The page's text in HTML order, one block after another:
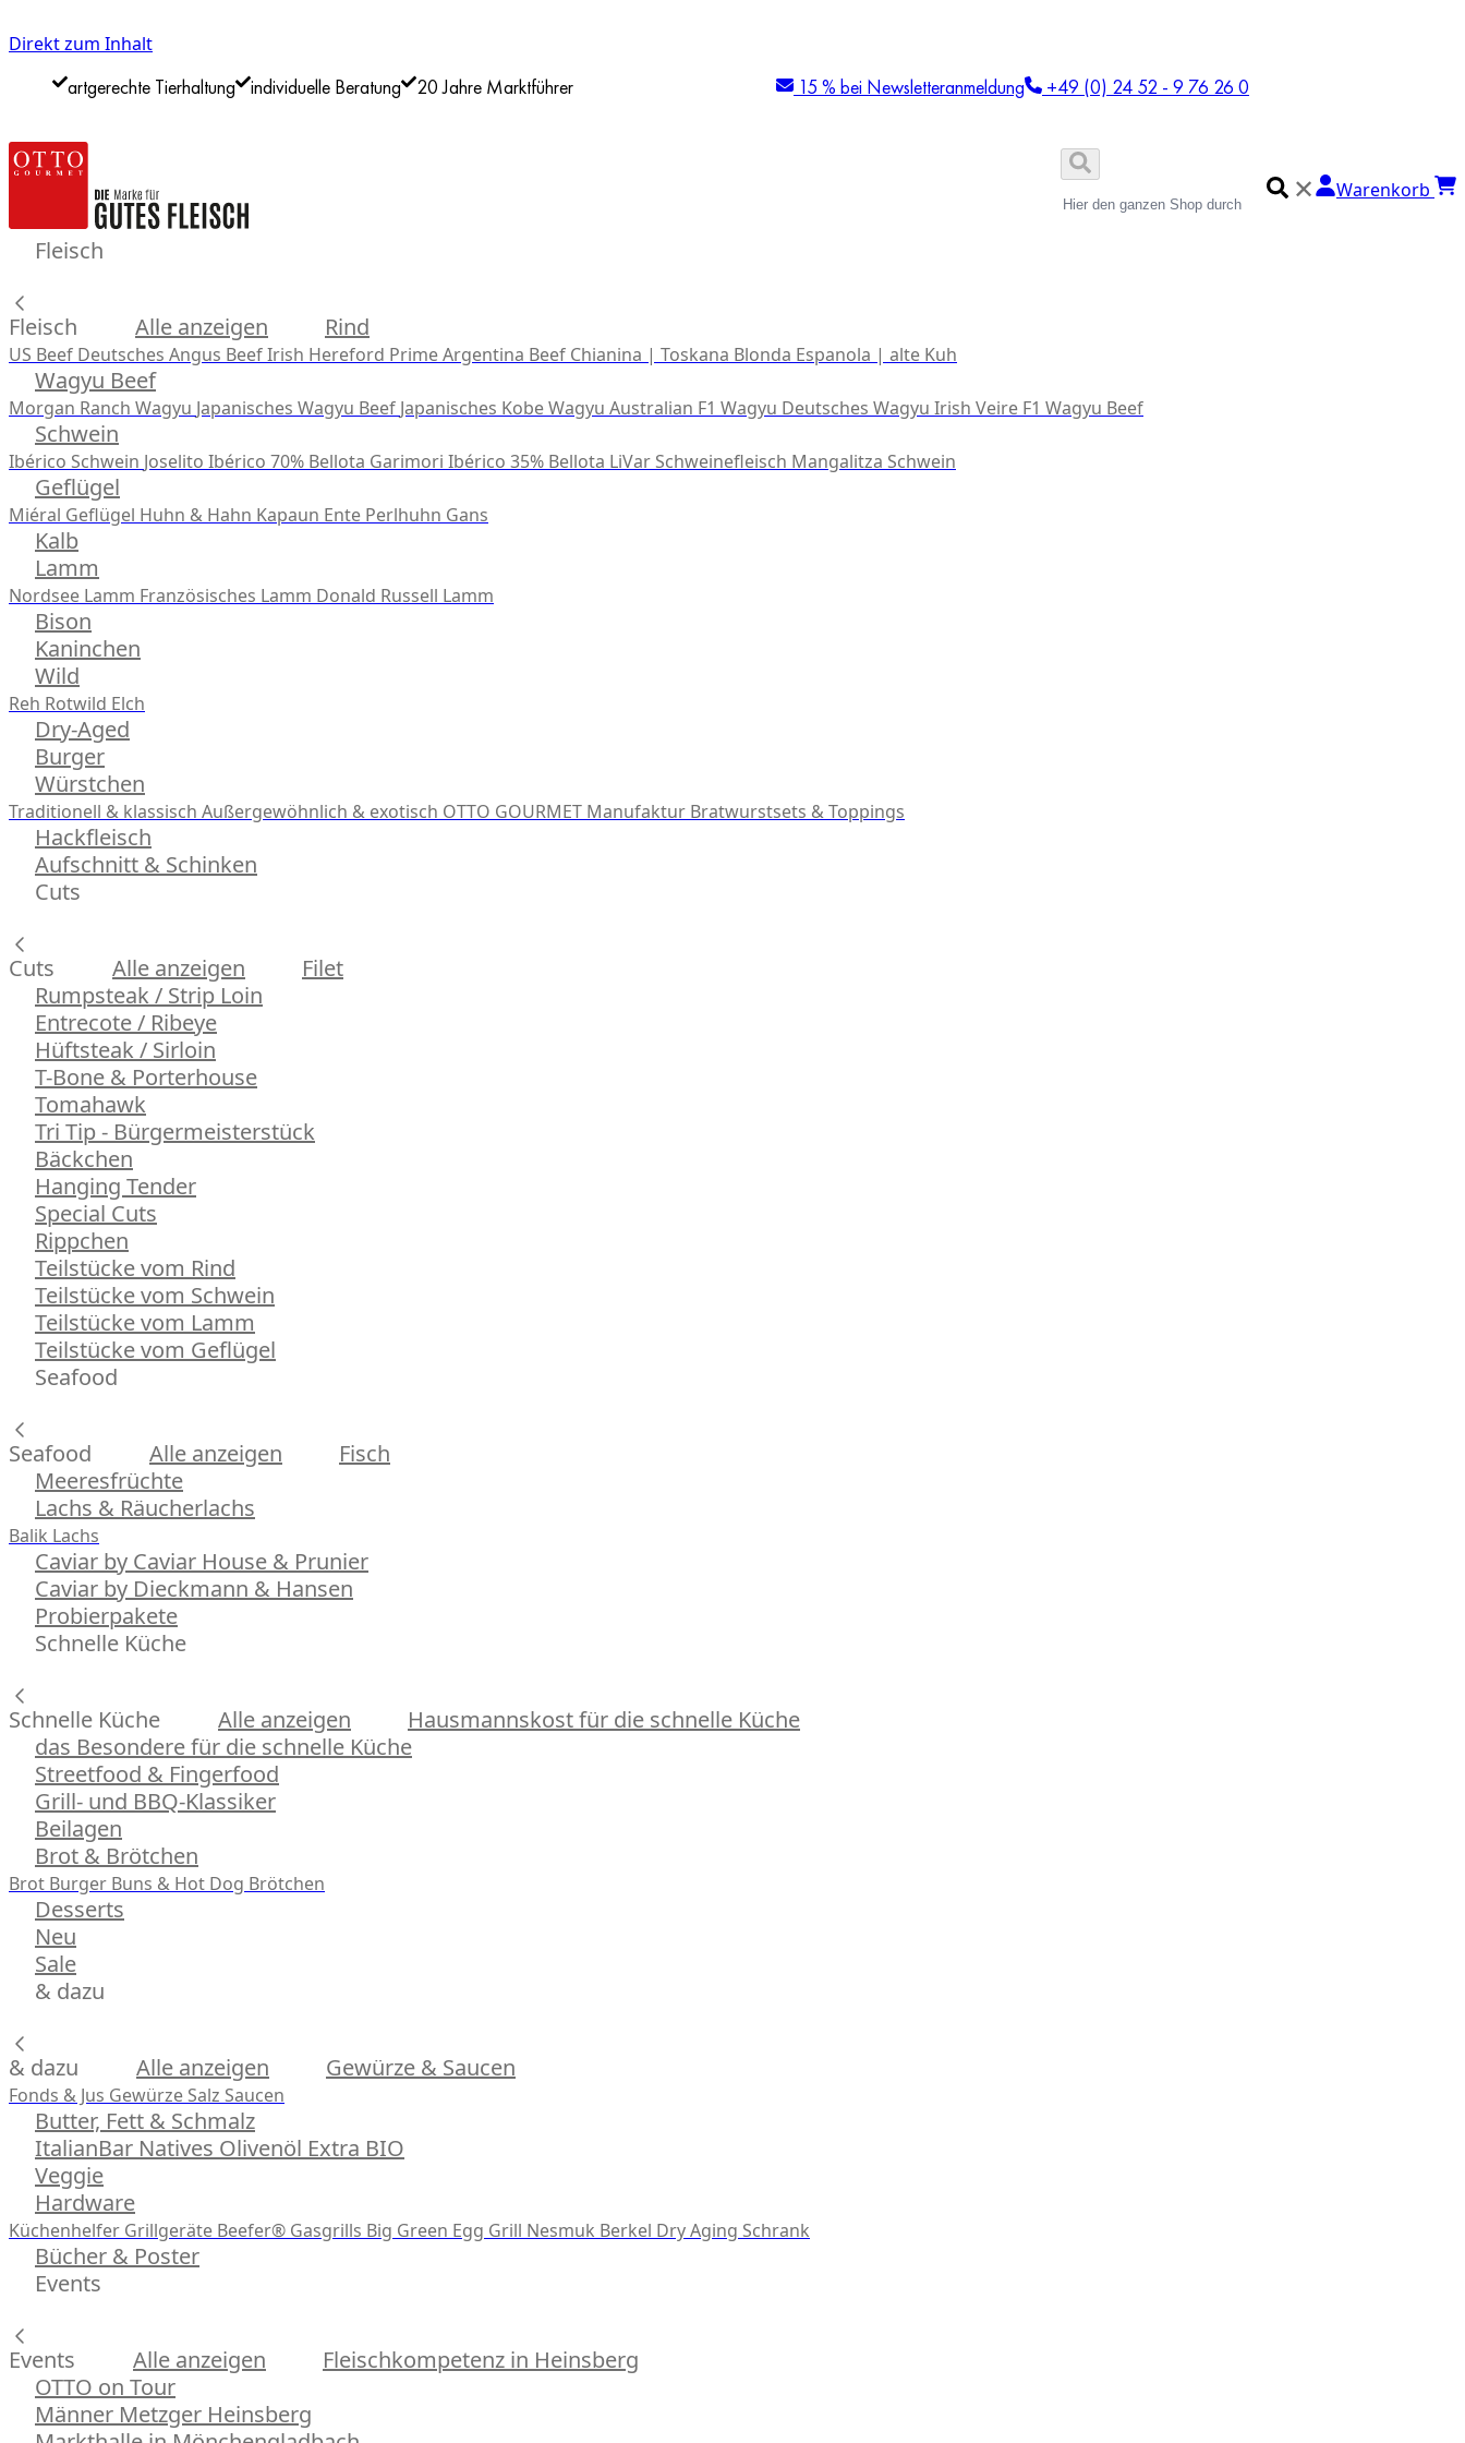
Direkt zum Inhalt
artgerechte Tierhaltung individuelle Beratung 20 Jahre Marktführer 15 % bei Newsletteranmeldung +49 (0) 24 52 - 9 76 26 0
✕ Warenkorb
Fleisch
Fleisch Alle anzeigen Rind
US Beef Deutsches Angus BeefIrish Hereford PrimeArgentina Beef Chianina | Toskana Blonda Espanola | alte Kuh
Wagyu Beef
Morgan Ranch Wagyu Japanisches Wagyu Beef Japanisches Kobe Wagyu Australian F1 Wagyu Deutsches Wagyu Irish Veire F1 Wagyu Beef
Schwein
Ibérico Schwein Joselito Ibérico 70% Bellota Garimori Ibérico 35% Bellota LiVar Schweinefleisch Mangalitza Schwein
Geflügel
Miéral Geflügel Huhn & Hahn Kapaun Ente Perlhuhn Gans
Kalb
Lamm
Nordsee Lamm Französisches Lamm Donald Russell Lamm
Bison
Kaninchen
Wild
Reh Rotwild Elch
Dry-Aged
Burger
Würstchen
Traditionell & klassisch Außergewöhnlich & exotisch OTTO GOURMET Manufaktur Bratwurstsets & Toppings
Hackfleisch
Aufschnitt & Schinken
Cuts
Cuts Alle anzeigen
Filet
Rumpsteak / Strip Loin
Entrecote / Ribeye
Hüftsteak / Sirloin
T-Bone & Porterhouse
Tomahawk
Tri Tip - Bürgermeisterstück
Bäckchen
Hanging Tender
Special Cuts
Rippchen
Teilstücke vom Rind
Teilstücke vom Schwein
Teilstücke vom Lamm
Teilstücke vom Geflügel
Seafood
Seafood Alle anzeigen
Fisch
Meeresfrüchte
Lachs & Räucherlachs
Balik Lachs
Caviar by Caviar House & Prunier
Caviar by Dieckmann & Hansen
Probierpakete
Schnelle Küche
Schnelle Küche Alle anzeigen
Hausmannskost für die schnelle Küche
das Besondere für die schnelle Küche
Streetfood & Fingerfood
Grill- und BBQ-Klassiker
Beilagen
Brot & Brötchen
Brot Burger Buns & Hot Dog Brötchen
Desserts
Neu
Sale
& dazu
& dazu Alle anzeigen Gewürze & Saucen
Fonds & Jus Gewürze Salz Saucen
Butter, Fett & Schmalz
ItalianBar Natives Olivenöl Extra BIO
Veggie
Hardware
Küchenhelfer Grillgeräte Beefer® Gasgrills Big Green Egg Grill Nesmuk Berkel Dry Aging Schrank
Bücher & Poster
Events
Events Alle anzeigen
Fleischkompetenz in Heinsberg
OTTO on Tour
Männer Metzger Heinsberg